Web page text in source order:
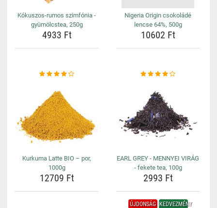
Kókuszos-rumos szimfónia -
gyümölcstea, 250g
4933 Ft
Nigeria Origin csokoládé
lencse 64%, 500g
10602 Ft
Kurkuma Latte BIO – por,
1000g
12709 Ft
EARL GREY - MENNYEI VIRÁG
- fekete tea, 100g
2993 Ft
ÚJDONSÁG KEDVEZMÉNY